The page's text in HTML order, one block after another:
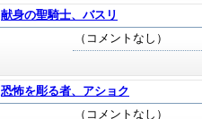
献身の聖騎士、バスリ
（コメントなし）
恐怖を彫る者、アショク
（コメントなし）